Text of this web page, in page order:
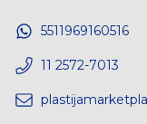
5511969160516
11 2572-7013